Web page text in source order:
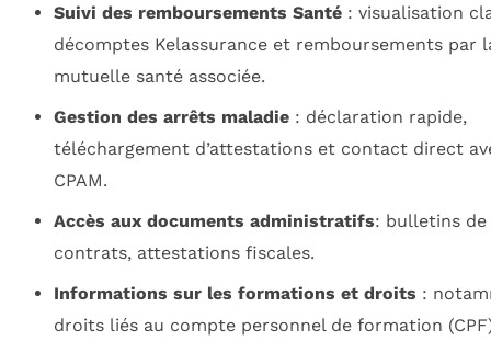
Suivi des remboursements Santé: visualisation
décomptes Kelassurance et remboursements par
mutuelle santé associée.
Gestion des arrêts maladie: déclaration rapide,
téléchargement d’attestations et contact direct
CPAM.
Accès aux documents administratifs: bulletins de
contrats, attestations fiscales.
Informations sur les formations et droits :
droits liés au compte personnel de formation